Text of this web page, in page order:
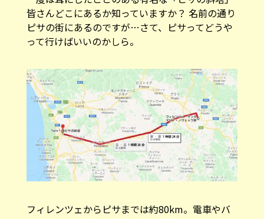
皆さんどこにあるか知っていますか？ 名前の通り
ピサの街にあるのですが…さて、ピサってどうや
って行けばいいのかしら。
フィレンツェからピサまでは約80km。電車やバ